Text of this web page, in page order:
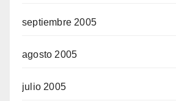
septiembre 2005
agosto 2005
julio 2005